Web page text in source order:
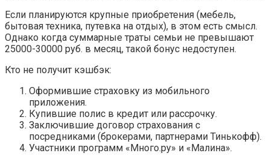
Если планируются крупные приобретения (мебель,
бытовая техника, путевка на отдых), в этом есть смысл.
Однако когда суммарные траты семьи не превышают
25000-30000 руб. в месяц, такой бонус недоступен.
Кто не получит кэшбэк:
Оформившие страховку из мобильного
приложения.
Купившие полис в кредит или рассрочку.
Заключившие договор страхования с
посредниками (брокерами, партнерами Тинькофф).
Участники программ «Много.ру» и «Малина».